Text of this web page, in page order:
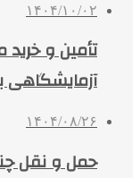
۱۴۰۴/۱۰/۰۲
تأمین و
آزمایشگاهی
۱۴۰۴/۰۸/۲۶
حمل و نقل